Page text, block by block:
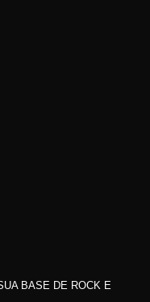
BASE DE ROCK E